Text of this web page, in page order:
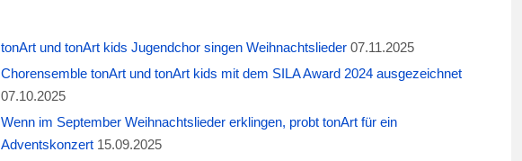
tonArt und tonArt kids Jugendchor singen Weihnachtslieder 07.11.2025
Chorensemble tonArt und tonArt kids mit dem SILA Award 2024 ausgezeichnet
07.10.2025
Wenn im September Weihnachtslieder erklingen, probt tonArt für ein
Adventskonzert 15.09.2025